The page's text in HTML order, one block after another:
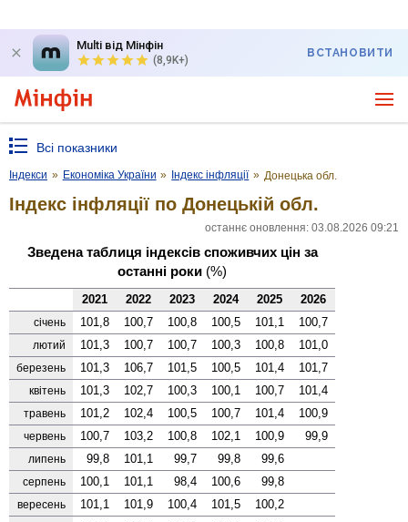
Multi від Мінфін
(8,9K+)
ВСТАНОВИТИ
Всі показники
Індекси » Економіка України » Індекс інфляції » Донецька обл.
Індекс інфляції по Донецькій обл.
останнє оновлення: 03.08.2026 09:21
Зведена таблиця індексів споживчих цін за
останні роки (%)
2021 2022 2023 2024 2025 2026
січень 101,8 100,7 100,8 100,5 101,1 100,7
лютий 101,3 100,7 100,7 100,3 100,8 101,0
березень 101,3 106,7 101,5 100,5 101,4 101,7
квітень 101,3 102,7 100,3 100,1 100,7 101,4
травень 101,2 102,4 100,5 100,7 101,4 100,9
червень 100,7 103,2 100,8 102,1 100,9 99,9
липень 99,8 101,1 99,7 99,8 99,6
серпень 100,1 101,1 98,4 100,6 99,8
вересень 101,1 101,9 100,4 101,5 100,2